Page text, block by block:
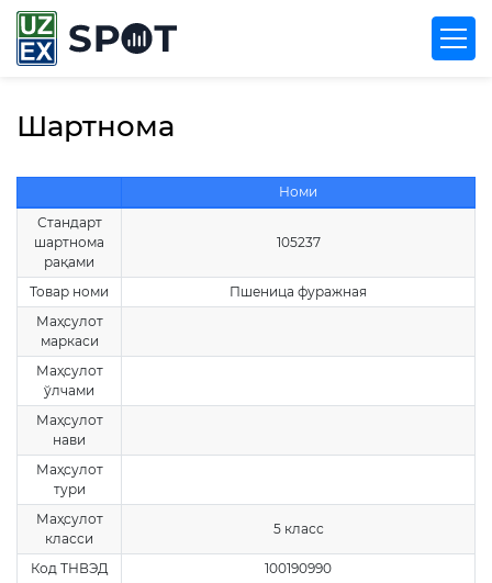
Шартнома
Номи
Стандарт
шартнома
рақами
105237
Товар номи
Пшеница фуражная
Маҳсулот
маркаси
Маҳсулот
ўлчами
Маҳсулот
нави
Маҳсулот
тури
Маҳсулот
класси
5 класс
Код ТНВЭД
100190990